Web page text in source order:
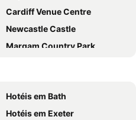
Cardiff Venue Centre
Newcastle Castle
Margam Country Park
RHS Flower Show Cardiff
City Sightseeing
Hotéis em Bath
Hotéis em Exeter